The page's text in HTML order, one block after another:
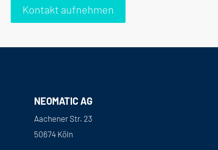
Kontakt aufnehmen
NEOMATIC AG
Aachener Str. 23
50674 Köln